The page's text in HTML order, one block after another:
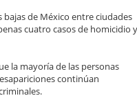
de México entre ciudades
cuatro casos de homicidio y
la mayoría de las personas
continúan